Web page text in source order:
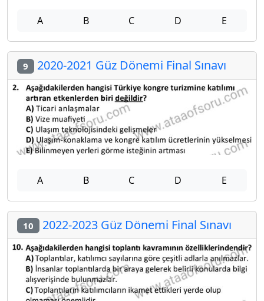
A B C D E
9 2020-2021 Güz Dönemi Final Sınavı
A B C D E
10 2022-2023 Güz Dönemi Final Sınavı